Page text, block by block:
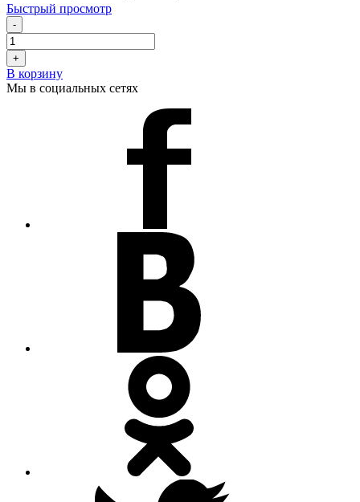
Быстрый просмотр
-
+
В корзину
Мы в социальных сетях